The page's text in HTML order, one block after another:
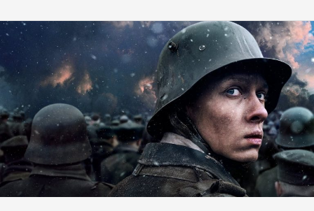
Filme
guerra
pré-
indicado
ao
Oscar
é
destaque
na